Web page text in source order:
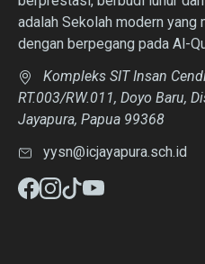
adalah Sekolah modern
dengan berpegang pada Al-
Kompleks SIT Insan
RT.003/RW.011, Doyo Baru,
Jayapura, Papua 99368
yysn@icjayapura.sch.id